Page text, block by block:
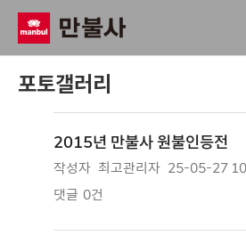
포토갤러리
2015년 만불사 원불인등전
작성자 최고관리자 25-05-27
댓글 0건